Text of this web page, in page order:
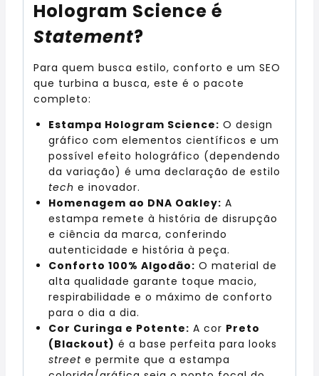
Hologram Science é
Statement?
Para quem busca estilo, conforto e um SEO
que turbina a busca, este é o pacote
completo:
Estampa Hologram Science: O design
gráfico com elementos científicos e um
possível efeito holográfico (dependendo
da variação) é uma declaração de estilo
tech e inovador.
Homenagem ao DNA Oakley: A
estampa remete à história de disrupção
e ciência da marca, conferindo
autenticidade e história à peça.
Conforto 100% Algodão: O material de
alta qualidade garante toque macio,
respirabilidade e o máximo de conforto
para o dia a dia.
Cor Curinga e Potente: A cor Preto
(Blackout) é a base perfeita para looks
street e permite que a estampa